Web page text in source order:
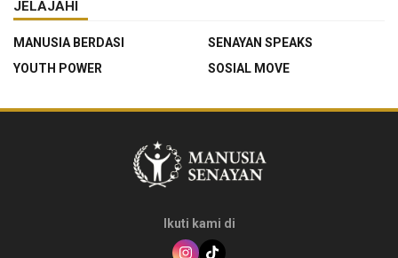
JELAJAHI
MANUSIA BERDASI
SENAYAN SPEAKS
YOUTH POWER
SOSIAL MOVE
Ikuti kami di